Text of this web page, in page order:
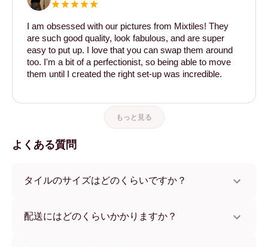
I am obsessed with our pictures from Mixtiles! They
are such good quality, look fabulous, and are super
easy to put up. I love that you can swap them around
too. I'm a bit of a perfectionist, so being able to move
them until I created the right set-up was incredible.
もっと見る
よくある質問
タイルのサイズはどのくらいですか？
フレームカラーからお選びいただけます。
配送にはどのくらいかかりますか？